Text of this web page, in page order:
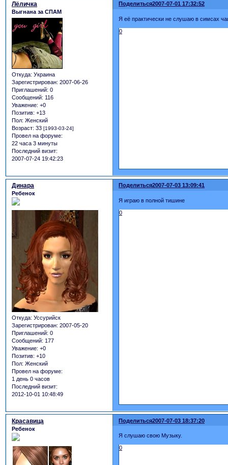
Поделиться2007-07-01 17:32:52
Лёличка
Выгнана за СПАМ
Откуда: Украина
Зарегистрирован: 2007-06-26
Приглашений: 0
Сообщений: 116
Уважение: +0
Позитив: +13
Пол: Женский
Возраст: 33 [1993-03-24]
Провел на форуме:
22 часа 3 минуты
Последний визит:
2007-07-24 19:42:23
Я её практически не слушаю в симсах
0
Поделиться2007-07-03 13:09:41
Динара
Ребенок
Откуда: Уссурийск
Зарегистрирован: 2007-05-20
Приглашений: 0
Сообщений: 177
Уважение: +0
Позитив: +10
Пол: Женский
Провел на форуме:
1 день 0 часов
Последний визит:
2012-10-01 10:48:49
Я играю в полной тишине
0
Поделиться2007-07-03 18:37:20
Красавица
Ребенок
Я слушаю свою Музыку.
0